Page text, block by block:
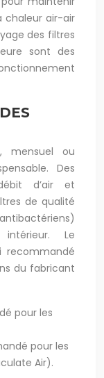
chaleur air-air
des filtres
sont des
mensuel ou
Des
d’air et
de qualité
Le
recommandé
du fabricant
pour les
pour les
Air).